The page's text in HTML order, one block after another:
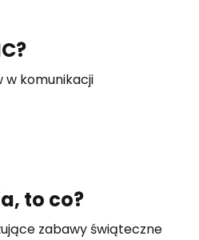
komunikacji
to co?
zabawy świąteczne